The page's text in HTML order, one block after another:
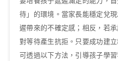
待」的環境。當家長能穩定兌
遲帶來的不確定感；相反，若
對等待產生抗拒。只要成功建
可透過以下方法，引導孩子學